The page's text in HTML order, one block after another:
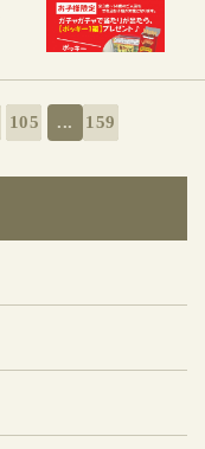
105 ... 159